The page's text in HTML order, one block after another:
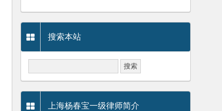
搜索本站
上海杨春宝一级律师简介